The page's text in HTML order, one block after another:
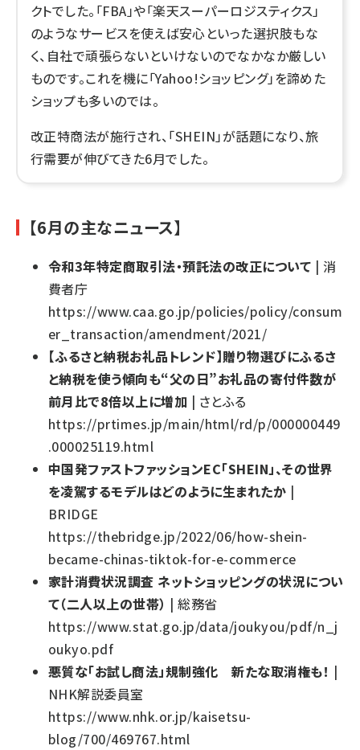
クトでした。「FBA」や「楽天スーパーロジスティクス」
のようなサービスを使えば安心といった選択肢もな
く、自社で頑張らないといけないのでなかなか厳しい
ものです。これを機に「Yahoo!ショッピング」を諦めた
ショップも多いのでは。
改正特商法が施行され、「SHEIN」が話題になり、旅
行需要が伸びてきた6月でした。
【6月の主なニュース】
令和3年特定商取引法・預託法の改正について | 消
費者庁
https://www.caa.go.jp/policies/policy/consum
er_transaction/amendment/2021/
【ふるさと納税お礼品トレンド】贈り物選びにふるさ
と納税を使う傾向も“父の日”お礼品の寄付件数が
前月比で8倍以上に増加 | さとふる
https://prtimes.jp/main/html/rd/p/000000449
.000025119.html
中国発ファストファッションEC「SHEIN」、その世界
を凌駕するモデルはどのように生まれたか |
BRIDGE
https://thebridge.jp/2022/06/how-shein-
became-chinas-tiktok-for-e-commerce
家計消費状況調査 ネットショッピングの状況につい
て（二人以上の世帯） | 総務省
https://www.stat.go.jp/data/joukyou/pdf/n_j
oukyo.pdf
悪質な「お試し商法」規制強化 新たな取消権も！ |
NHK解説委員室
https://www.nhk.or.jp/kaisetsu-
blog/700/469767.html